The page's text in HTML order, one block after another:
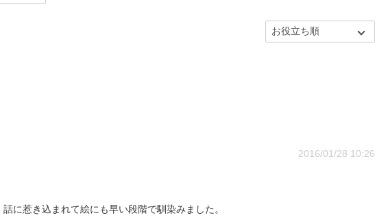
2016/01/28 10:26
に惹き込まれて絵にも早い段階で馴染みました。